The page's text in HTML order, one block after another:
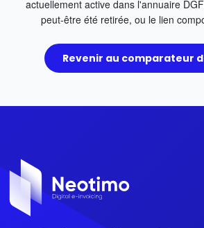
actuellement active dans l'annuaire
peut-être été retirée, ou le lien
Revenir au comparateur